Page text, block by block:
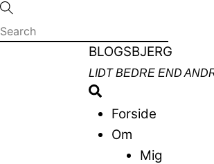
Skip
to
Menu
BLOGSBJERG
LIDT BEDRE END
Search
Forside
Om
Mig